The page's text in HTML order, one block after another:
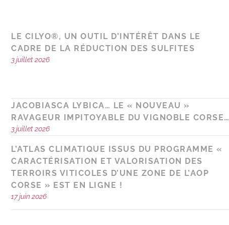
LE CILYO®, UN OUTIL D’INTÉRÊT DANS LE
CADRE DE LA RÉDUCTION DES SULFITES
3 juillet 2026
JACOBIASCA LYBICA… LE « NOUVEAU »
RAVAGEUR IMPITOYABLE DU VIGNOBLE CORSE…
3 juillet 2026
L’ATLAS CLIMATIQUE ISSUS DU PROGRAMME «
CARACTÉRISATION ET VALORISATION DES
TERROIRS VITICOLES D’UNE ZONE DE L’AOP
CORSE » EST EN LIGNE !
17 juin 2026